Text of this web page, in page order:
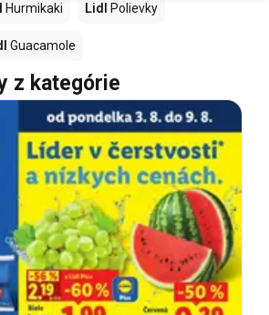
Hurmikaki Lidl Polievky
Guacamole
z kategórie